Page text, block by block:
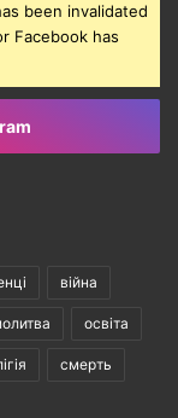
been invalidated
Facebook has
війна
освіта
смерть